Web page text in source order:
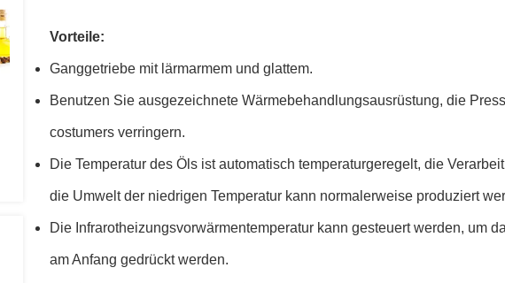
Vorteile:
Ganggetriebe mit lärmarmem und glattem.
Benutzen Sie ausgezeichnete Wärmebehandlungsausrüstung, die
costumers verringern.
Die Temperatur des Öls ist automatisch temperaturgeregelt, die
die Umwelt der niedrigen Temperatur kann normalerweise produziert
Die Infrarotheizungsvorwärmentemperatur kann gesteuert werden, um
am Anfang gedrückt werden.